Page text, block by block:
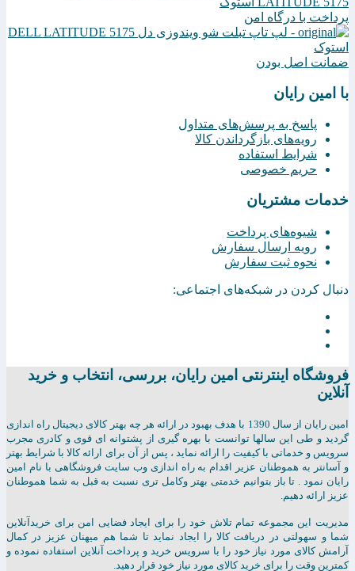
پرداخت با درگاه امن
ضمانت اصل بودن
با امین رایان
پاسخ به پرسش‌های متداول
رویه‌های بازگرداندن کالا
شرایط استفاده
حریم خصوصی
خدمات مشتریان
شیوه‌های پرداخت
رویه ارسال سفارش
نحوه ثبت سفارش
دنبال کردن در شبکه‌های اجتماعی:
فروشگاه اینترنتی امين رايان، بررسی، انتخاب و خرید
آنلاین
امين رايان از سال 1390 با هدف بهبود در ارائه هر چه بهتر کالای دیجیتال راه اندازی
گردید و طی این سالها توانست با بهره گیری از پشتوانه ای قوی و کادری مجرب
سرویس و خدماتی با کیفیت را ارائه نماید ، پس از آن برای ارائه کالا با شرایط بهتر
و آسانتر به هموطنان عزیر اقدام به راه اندازی وب سایت فروشگاهی با نام امین
رایان نمود . تا باز بتوانیم خدمتی بهتر وکامل تری نسبت به قبل به شما هموطنان
عزیز ارائه دهیم.
مدیریت این مجموعه تمام تلاش خود را برای ایجاد فضایی امن برای خریدآنلاین
شما و سهولتی در دریافت کالا را ایجاد نماید تا شما هم میهنان عزیز در کمال
آرامش کالای مورد نیاز خود را با سرویس خرید و پرداخت آنلاین استفاده نموده و
کمترین وقت را برای خرید کالای مورد نیاز خود قرار دهید.